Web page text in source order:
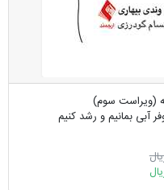
(ویراست سوم)
آبی بمانیم و رشد کنیم